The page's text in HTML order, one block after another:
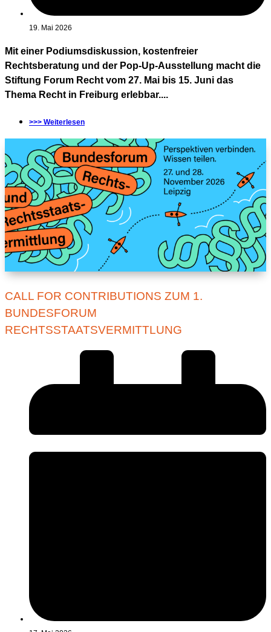
19. Mai 2026
Mit einer Podiumsdiskussion, kostenfreier
Rechtsberatung und der Pop-Up-Ausstellung macht die
Stiftung Forum Recht vom 27. Mai bis 15. Juni das
Thema Recht in Freiburg erlebbar....
>>> Weiterlesen
CALL FOR CONTRIBUTIONS ZUM 1.
BUNDESFORUM
RECHTSSTAATSVERMITTLUNG